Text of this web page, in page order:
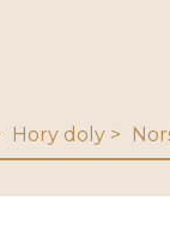
Hory doly